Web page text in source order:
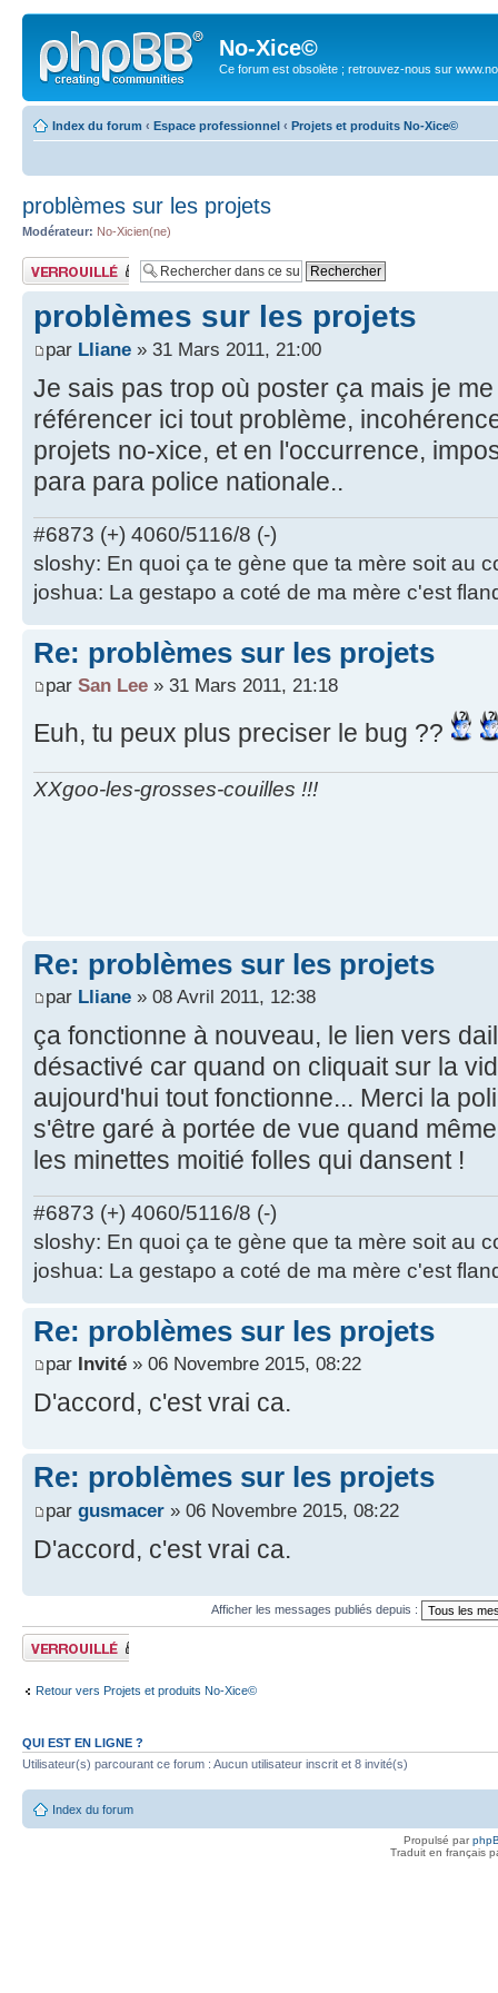
No-Xice©
Ce forum est obsolète ; retrouvez-nous sur
Index du forum ‹ Espace professionnel ‹ Projets et produits No-Xice©
problèmes sur les projets
Modérateur: No-Xicien(ne)
Sujet verrouillé
problèmes sur les projets
par Lliane » 31 Mars 2011, 21:00
Je sais pas trop où poster ça mais je
référencer ici tout problème,
projets no-xice, et en l'occurrence,
para para police nationale..
#6873 (+) 4060/5116/8 (-)
sloshy: En quoi ça te gène que ta mère soit au
joshua: La gestapo a coté de ma mère c'est
Re: problèmes sur les projets
par San Lee » 31 Mars 2011, 21:18
Euh, tu peux plus preciser le bug ??
XXgoo-les-grosses-couilles !!!
Re: problèmes sur les projets
par Lliane » 08 Avril 2011, 12:38
ça fonctionne à nouveau, le lien vers
désactivé car quand on cliquait sur la
aujourd'hui tout fonctionne... Merci la
s'être garé à portée de vue quand
les minettes moitié folles qui dansent !
#6873 (+) 4060/5116/8 (-)
sloshy: En quoi ça te gène que ta mère soit au
joshua: La gestapo a coté de ma mère c'est
Re: problèmes sur les projets
par Invité » 06 Novembre 2015, 08:22
D'accord, c'est vrai ca.
Re: problèmes sur les projets
par gusmacer » 06 Novembre 2015, 08:22
D'accord, c'est vrai ca.
Afficher les messages publiés depuis :
Sujet verrouillé
Retour vers Projets et produits No-Xice©
QUI EST EN LIGNE ?
Utilisateur(s) parcourant ce forum : Aucun utilisateur inscrit et 8 invité(s)
Index du forum
Propulsé par
Traduit en français